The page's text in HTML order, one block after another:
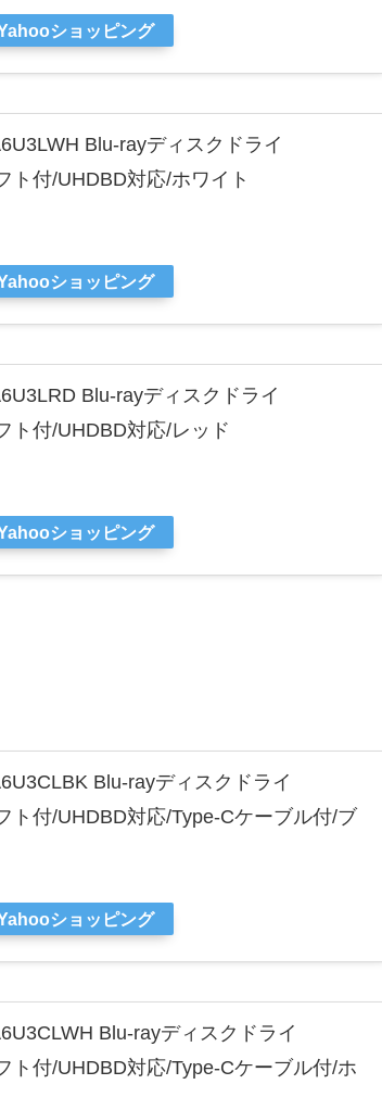
ショッピング
Blu-rayディスクドライ
ト付/UHDBD対応/ホワイト
ショッピング
Blu-rayディスクドライ
ト付/UHDBD対応/レッド
ショッピング
Blu-rayディスクドライ
ト付/UHDBD対応/Type-Cケーブル付/ブ
ショッピング
Blu-rayディスクドライ
ト付/UHDBD対応/Type-Cケーブル付/ホ